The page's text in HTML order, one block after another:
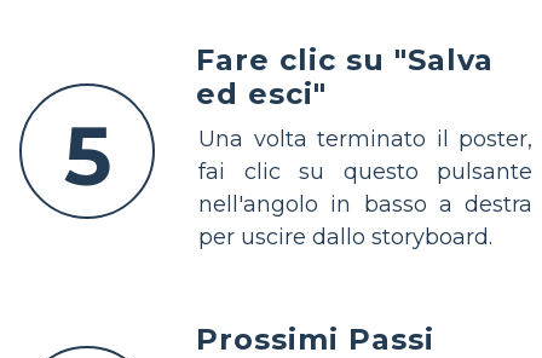
5
Fare clic su "Salva
ed esci"
Una volta terminato il poster,
fai clic su questo pulsante
nell'angolo in basso a destra
per uscire dallo storyboard.
Prossimi Passi